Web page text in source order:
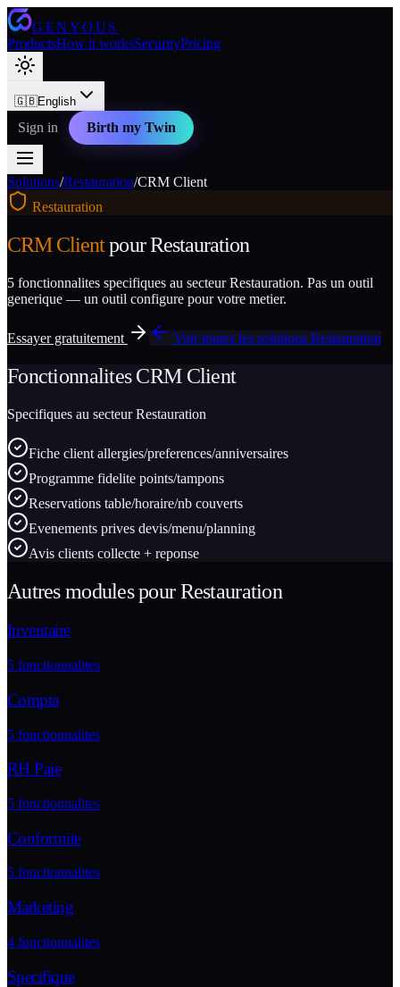
GENYOUS
ProductsHow it worksSecurityPricing
🇬🇧English
Sign in Birth my Twin
Solutions/Restauration/CRM Client
Restauration
CRM ClientpourRestauration
5 fonctionnalites specifiques au secteurRestauration. Pas un outil
generique — un outil configure pour votre metier.
Essayer gratuitement Voir toutes les solutions Restauration
FonctionnalitesCRM Client
Specifiques au secteurRestauration
Fiche client allergies/preferences/anniversaires
Programme fidelite points/tampons
Reservations table/horaire/nb couverts
Evenements prives devis/menu/planning
Avis clients collecte + reponse
Autres modules pourRestauration
Inventaire
5 fonctionnalites
Compta
5 fonctionnalites
RH Paie
5 fonctionnalites
Conformite
5 fonctionnalites
Marketing
4 fonctionnalites
Specifique